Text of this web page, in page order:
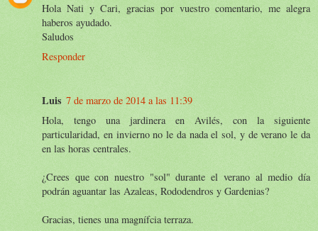
Hola Nati y Cari, gracias por vuestro comentario, me alegra
haberos ayudado.
Saludos
Responder
Luis 7 de marzo de 2014 a las 11:39
Hola, tengo una jardinera en Avilés, con la siguiente
particularidad, en invierno no le da nada el sol, y de verano le da
en las horas centrales.
¿Crees que con nuestro "sol" durante el verano al medio día
podrán aguantar las Azaleas, Rododendros y Gardenias?
Gracias, tienes una magnífcia terraza.